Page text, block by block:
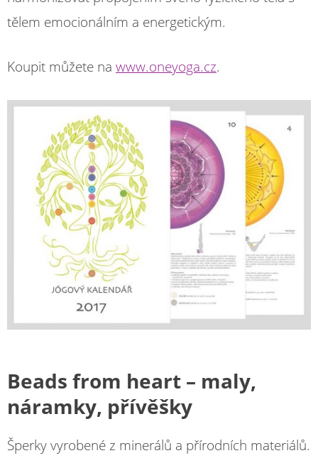
tělem emocionálním a energetickým.
Koupit můžete na www.oneyoga.cz.
Beads from heart – maly,
náramky, přívěšky
Šperky vyrobené z minerálů a přírodních materiálů.